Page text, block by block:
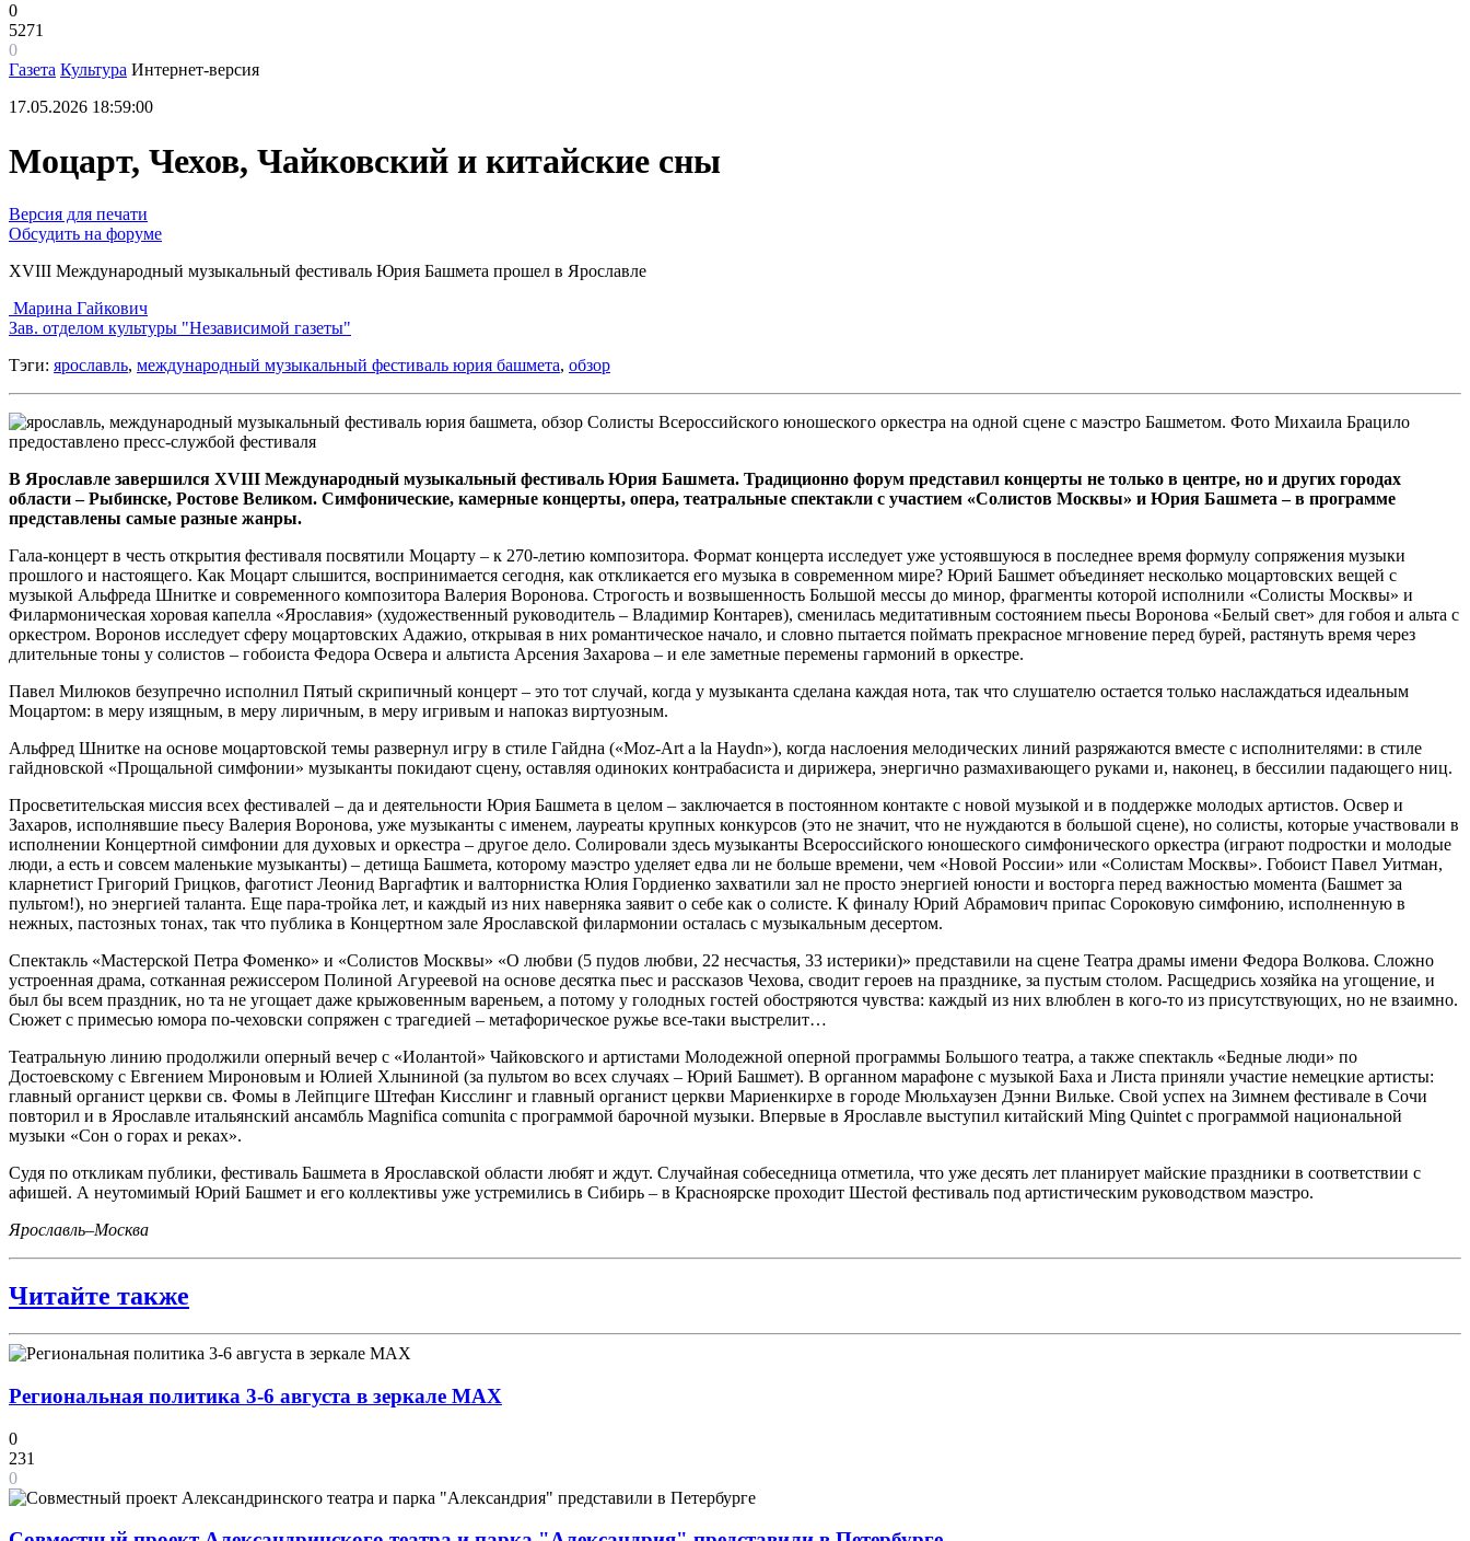
0
5271
0
Газета Культура Интернет-версия
17.05.2026 18:59:00
Моцарт, Чехов, Чайковский и китайские сны
Версия для печати
Обсудить на форуме
XVIII Международный музыкальный фестиваль Юрия Башмета прошел в Ярославле
Марина Гайкович
Зав. отделом культуры "Независимой газеты"
Тэги: ярославль, международный музыкальный фестиваль юрия башмета, обзор
Солисты Всероссийского юношеского оркестра на одной сцене с маэстро Башметом. Фото Михаила Брацило
предоставлено пресс-службой фестиваля
В Ярославле завершился XVIII Международный музыкальный фестиваль Юрия Башмета. Традиционно форум представил концерты не только в центре, но и других городах
области – Рыбинске, Ростове Великом. Симфонические, камерные концерты, опера, театральные спектакли с участием «Солистов Москвы» и Юрия Башмета – в программе
представлены самые разные жанры.
Гала-концерт в честь открытия фестиваля посвятили Моцарту – к 270-летию композитора. Формат концерта исследует уже устоявшуюся в последнее время формулу сопряжения музыки
прошлого и настоящего. Как Моцарт слышится, воспринимается сегодня, как откликается его музыка в современном мире? Юрий Башмет объединяет несколько моцартовских вещей с
музыкой Альфреда Шнитке и современного композитора Валерия Воронова. Строгость и возвышенность Большой мессы до минор, фрагменты которой исполнили «Солисты Москвы» и
Филармоническая хоровая капелла «Ярославия» (художественный руководитель – Владимир Контарев), сменилась медитативным состоянием пьесы Воронова «Белый свет» для гобоя и альта с
оркестром. Воронов исследует сферу моцартовских Адажио, открывая в них романтическое начало, и словно пытается поймать прекрасное мгновение перед бурей, растянуть время через
длительные тоны у солистов – гобоиста Федора Освера и альтиста Арсения Захарова – и еле заметные перемены гармоний в оркестре.
Павел Милюков безупречно исполнил Пятый скрипичный концерт – это тот случай, когда у музыканта сделана каждая нота, так что слушателю остается только наслаждаться идеальным
Моцартом: в меру изящным, в меру лиричным, в меру игривым и напоказ виртуозным.
Альфред Шнитке на основе моцартовской темы развернул игру в стиле Гайдна («Moz-Art a la Haydn»), когда наслоения мелодических линий разряжаются вместе с исполнителями: в стиле
гайдновской «Прощальной симфонии» музыканты покидают сцену, оставляя одиноких контрабасиста и дирижера, энергично размахивающего руками и, наконец, в бессилии падающего ниц.
Просветительская миссия всех фестивалей – да и деятельности Юрия Башмета в целом – заключается в постоянном контакте с новой музыкой и в поддержке молодых артистов. Освер и
Захаров, исполнявшие пьесу Валерия Воронова, уже музыканты с именем, лауреаты крупных конкурсов (это не значит, что не нуждаются в большой сцене), но солисты, которые участвовали в
исполнении Концертной симфонии для духовых и оркестра – другое дело. Солировали здесь музыканты Всероссийского юношеского симфонического оркестра (играют подростки и молодые
люди, а есть и совсем маленькие музыканты) – детища Башмета, которому маэстро уделяет едва ли не больше времени, чем «Новой России» или «Солистам Москвы». Гобоист Павел Уитман,
кларнетист Григорий Грицков, фаготист Леонид Варгафтик и валторнистка Юлия Гордиенко захватили зал не просто энергией юности и восторга перед важностью момента (Башмет за
пультом!), но энергией таланта. Еще пара-тройка лет, и каждый из них наверняка заявит о себе как о солисте. К финалу Юрий Абрамович припас Сороковую симфонию, исполненную в
нежных, пастозных тонах, так что публика в Концертном зале Ярославской филармонии осталась с музыкальным десертом.
Спектакль «Мастерской Петра Фоменко» и «Солистов Москвы» «О любви (5 пудов любви, 22 несчастья, 33 истерики)» представили на сцене Театра драмы имени Федора Волкова. Сложно
устроенная драма, сотканная режиссером Полиной Агуреевой на основе десятка пьес и рассказов Чехова, сводит героев на празднике, за пустым столом. Расщедрись хозяйка на угощение, и
был бы всем праздник, но та не угощает даже крыжовенным вареньем, а потому у голодных гостей обостряются чувства: каждый из них влюблен в кого-то из присутствующих, но не взаимно.
Сюжет с примесью юмора по-чеховски сопряжен с трагедией – метафорическое ружье все-таки выстрелит…
Театральную линию продолжили оперный вечер с «Иолантой» Чайковского и артистами Молодежной оперной программы Большого театра, а также спектакль «Бедные люди» по
Достоевскому с Евгением Мироновым и Юлией Хлыниной (за пультом во всех случаях – Юрий Башмет). В органном марафоне с музыкой Баха и Листа приняли участие немецкие артисты:
главный органист церкви св. Фомы в Лейпциге Штефан Кисслинг и главный органист церкви Мариенкирхе в городе Мюльхаузен Дэнни Вильке. Свой успех на Зимнем фестивале в Сочи
повторил и в Ярославле итальянский ансамбль Magnifica comunita с программой барочной музыки. Впервые в Ярославле выступил китайский Ming Quintet с программой национальной
музыки «Сон о горах и реках».
Судя по откликам публики, фестиваль Башмета в Ярославской области любят и ждут. Случайная собеседница отметила, что уже десять лет планирует майские праздники в соответствии с
афишей. А неутомимый Юрий Башмет и его коллективы уже устремились в Сибирь – в Красноярске проходит Шестой фестиваль под артистическим руководством маэстро.
Ярославль–Москва
Читайте также
Региональная политика 3-6 августа в зеркале MAX
0
231
0